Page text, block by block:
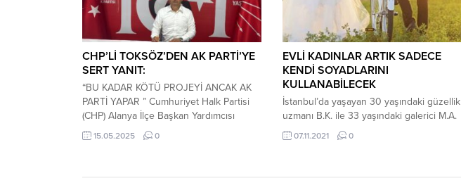
paylaşımda şu ifadelere yer verildi: “Bir
süredir Bodrum’da duyduğumuz ses,
komşu adalarda...
CHP’Lİ TOKSÖZ’DEN AK PARTİ’YE
SERT YANIT:
“BU KADAR KÖTÜ PROJEYİ ANCAK AK
PARTİ YAPAR ” Cumhuriyet Halk Partisi
(CHP) Alanya İlçe Başkan Yardımcısı
Mustafa Toksöz, 14 Mayıs Dünya Çiftçiler
Günü dolayısıyla yaptığı açıklamada hem
15.05.2025 0
EVLİ KADINLAR ARTIK SADECE
KENDİ SOYADLARINI
KULLANABİLECEK
İstanbul’da yaşayan 30 yaşındaki güzellik
uzmanı B.K. ile 33 yaşındaki galerici M.A.
geçtiğimiz ay evlendi. B.K. isimli kadın,
eşiyle hayatını birleştirdikten sonra
07.11.2021 0